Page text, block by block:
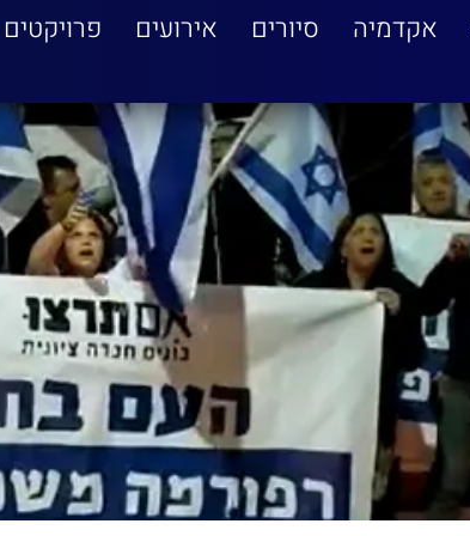
אקדמיה סיורים אירועים פרויקטים